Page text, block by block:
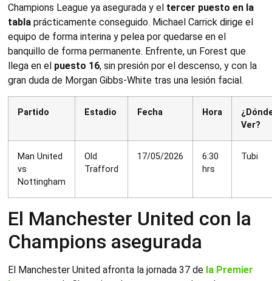
Champions League ya asegurada y el tercer puesto en la
tabla prácticamente conseguido. Michael Carrick dirige el
equipo de forma interina y pelea por quedarse en el
banquillo de forma permanente. Enfrente, un Forest que
llega en el puesto 16, sin presión por el descenso, y con la
gran duda de Morgan Gibbs-White tras una lesión facial.
Partido Estadio Fecha Hora
Ver?
Man United
vs
Nottingham
Old
Trafford
17/05/2026
6:30
hrs
Tubi
El Manchester United con la
Champions asegurada
El Manchester United afronta la jornada 37 de la Premier